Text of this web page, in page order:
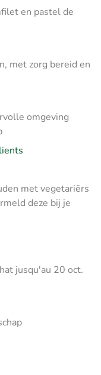
en pastel de
met zorg bereid en
omgeving
met vegetariërs
deze bij je
jusqu'au 20 oct.